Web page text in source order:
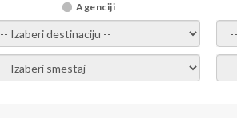
Agenciji
- izaberi destinaciju - -
- Izaberite smestaj - -